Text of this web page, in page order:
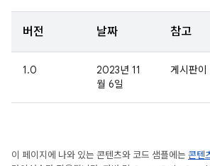
버전 날짜 참고
1.0
2023년 11
월 6일
게시판이
이 페이지에 나와 있는 콘텐츠와 코드 샘플에는 콘텐